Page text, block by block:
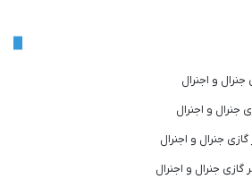
و اجنرال
جنرال و اجنرال
جنرال و اجنرال
گازی جنرال و اجنرال